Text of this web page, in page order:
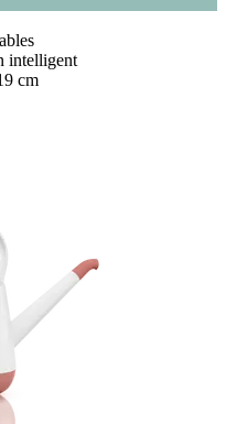
intelligent
cm